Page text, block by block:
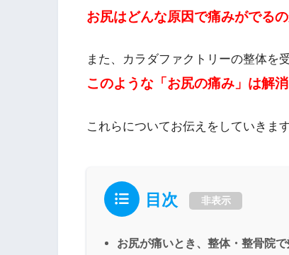
お尻はどんな原因で痛みがでるの
また、カラダファクトリーの整体を
このような「お尻の痛み」は解
これらについてお伝えをしていきます
目次 非表示
お尻が痛いとき、整体・整骨院